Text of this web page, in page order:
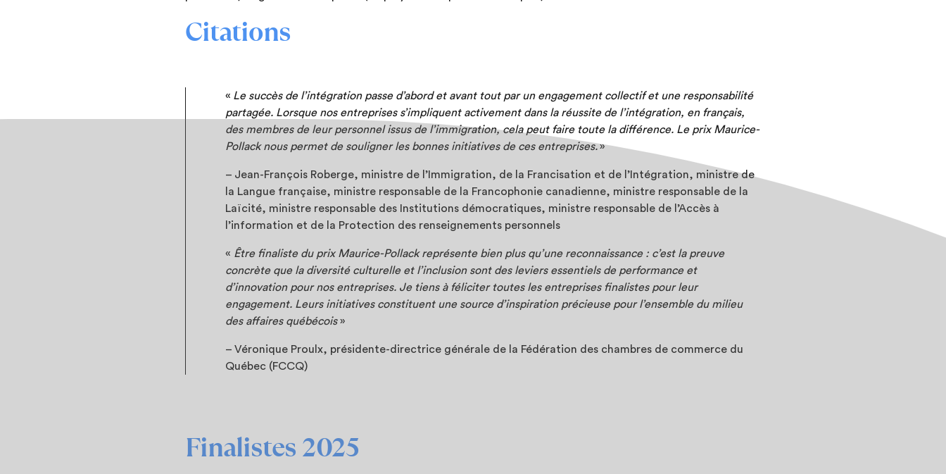
Citations
« Le succès de l’intégration passe d’abord et avant tout par un engagement collectif et une responsabilité
partagée. Lorsque nos entreprises s’impliquent activement dans la réussite de l’intégration, en français,
des membres de leur personnel issus de l’immigration, cela peut faire toute la différence. Le prix Maurice-
Pollack nous permet de souligner les bonnes initiatives de ces entreprises.»
– Jean-François Roberge, ministre de l’Immigration, de la Francisation et de l’Intégration, ministre de
la Langue française, ministre responsable de la Francophonie canadienne, ministre responsable de la
Laïcité, ministre responsable des Institutions démocratiques, ministre responsable de l’Accès à
l’information et de la Protection des renseignements personnels
« Être finaliste du prix Maurice-Pollack représente bien plus qu’une reconnaissance : c’est la preuve
concrète que la diversité culturelle et l’inclusion sont des leviers essentiels de performance et
d’innovation pour nos entreprises. Je tiens à féliciter toutes les entreprises finalistes pour leur
engagement. Leurs initiatives constituent une source d’inspiration précieuse pour l’ensemble du milieu
des affaires québécois»
– Véronique Proulx, présidente-directrice générale de la Fédération des chambres de commerce du
Québec (FCCQ)
Finalistes 2025